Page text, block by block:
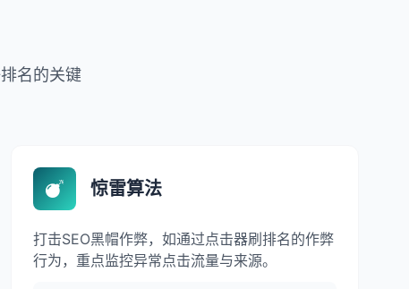
名的关键
惊雷算法
打击SEO黑帽作弊，如通过点击器刷排名的作弊
行为，重点监控异常点击流量与来源。